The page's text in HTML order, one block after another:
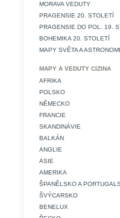
MORAVA VEDUTY
PRAGENSIE 20. STOLETÍ
PRAGENSIE DO POL. 19.
BOHEMIKA 20. STOLETÍ
MAPY SVĚTA A
MAPY A VEDUTY CIZINA
AFRIKA
POLSKO
NĚMECKO
FRANCIE
SKANDINÁVIE
BALKÁN
ANGLIE
ASIE
AMERIKA
ŠPANĚLSKO A
ŠVÝCARSKO
BENELUX